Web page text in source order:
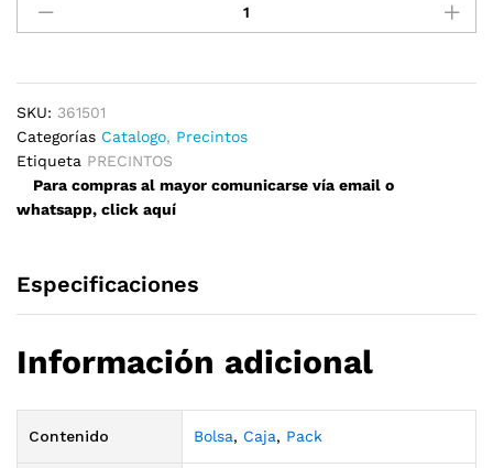
36mm
x
quantity
SKU: 361501
Categorías Catalogo, Precintos
Etiqueta PRECINTOS
Para compras al mayor comunicarse vía email o
whatsapp, click aquí
Especificaciones
Información adicional
Contenido Bolsa, Caja, Pack